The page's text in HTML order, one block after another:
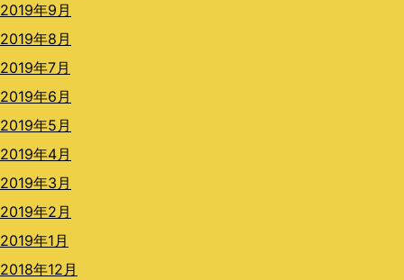
2019年9月
2019年8月
2019年7月
2019年6月
2019年5月
2019年4月
2019年3月
2019年2月
2019年1月
2018年12月